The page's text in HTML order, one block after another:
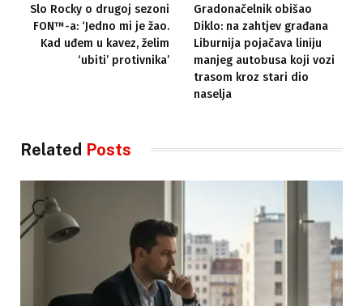
Slo Rocky o drugoj sezoni
FON™-a: ‘Jedno mi je žao.
Kad uđem u kavez, želim
‘ubiti’ protivnika’
Gradonačelnik obišao
Diklo: na zahtjev građana
Liburnija pojačava liniju
manjeg autobusa koji vozi
trasom kroz stari dio
naselja
Related Posts